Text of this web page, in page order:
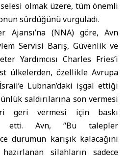
olmak üzere, tüm önemli
sürdüğünü vurguladı.
Ajansı’na (NNA) göre, Avn
Servisi Barış, Güvenlik ve
Yardımcısı Charles Fries’i
ülkelerden, özellikle Avrupa
Lübnan’daki işgal ettiği
saldırılarına son vermesi
geri vermesi için baskı
etti. Avn, “Bu talepler
durumun karışık kalacağını
silahların sadece